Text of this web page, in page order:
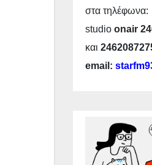
στα τηλέφωνα:
studio onair
και
email: